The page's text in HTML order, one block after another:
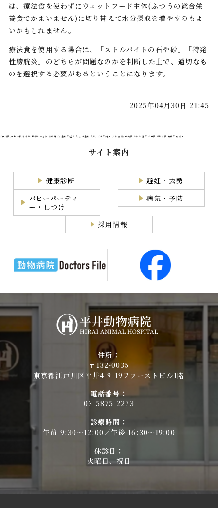
は、療法食を使わずにウェットフード主体(ふつうの総合栄
養食でかまいません)に切り替えて水分摂取を増やすのもよ
いかもしれません。
療法食を使用する場合は、「ストルバイトの石や砂」「特発
性膀胱炎」のどちらが問題なのかを判断した上で、適切なも
のを選択する必要があるということになります。
2025年04月30日 21:45
江戸川区(平井 小松川 小岩 新小岩 一之江 篠崎 瑞江) 墨田区(立花 八広 東墨田 文花) 江東区(亀戸 大島 豊洲) 中央区 市川市 港区 台東区 千代田区 葛飾区 船橋市
サイト案内
健康診断
避妊・去勢
パピーパーティ
ー・しつけ
病気・予防
採用情報
住所：
〒132-0035
東京都江戸川区平井4-9-19ファーストビル1階
電話番号：
03-5875-2273
診療時間：
午前 9:30～12:00／午後 16:30～19:00
休診日：
火曜日、祝日